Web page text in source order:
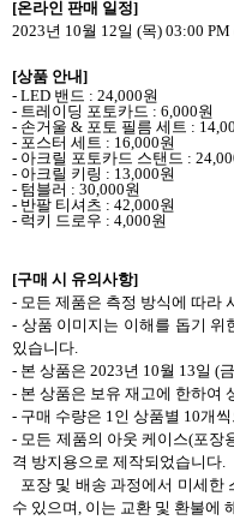
[온라인 판매 일정]
2023년 10월 12일 (목) 03:00 PM
[상품 안내]
- LED 밴드 : 24,000원
- 트레이딩 포토카드 : 6,000원
- 손거울 & 포토 필름 세트 :
- 포스터 세트 : 16,000원
- 아크릴 포토카드 스탠드 :
- 아크릴 키링 : 13,000원
- 텀블러 : 30,000원
- 반팔 티셔츠 : 42,000원
- 럭키 드로우 : 4,000원
[구매 시 유의사항]
- 모든 제품은 측정 방식에 따라
- 상품 이미지는 이해를 돕기 위
있습니다.
- 본 상품은 2023년 10월 13일 (금
- 본 상품은 보유 재고에 한하여
- 구매 수량은 1인 상품별 10개
- 모든 제품의 아웃 케이스(포장
격 방지용으로 제작되었습니다.
포장 및 배송 과정에서 미세한
수 있으며, 이는 교환 및 환불에